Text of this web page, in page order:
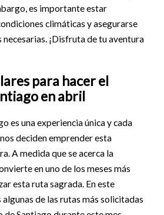
es importante estar
climáticas y asegurarse
necesarias. ¡Disfruta de tu aventura
para hacer el
en abril
es una experiencia única y cada
deciden emprender esta
A medida que se acerca la
en uno de los meses más
esta ruta sagrada. En este
de las rutas más solicitadas